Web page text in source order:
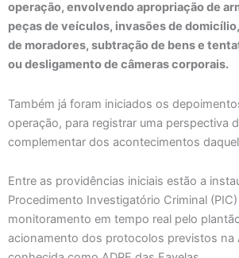
operação, envolvendo apropriação de
peças de veículos, invasões de
de moradores, subtração de bens e
ou desligamento de câmeras corporais.
Também já foram iniciados os
operação, para registrar uma perspectiva
complementar dos acontecimentos
Entre as providências iniciais estão a
Procedimento Investigatório Criminal
monitoramento em tempo real pelo
acionamento dos protocolos previstos na